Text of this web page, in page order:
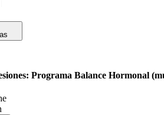
Programa Balance Hormonal